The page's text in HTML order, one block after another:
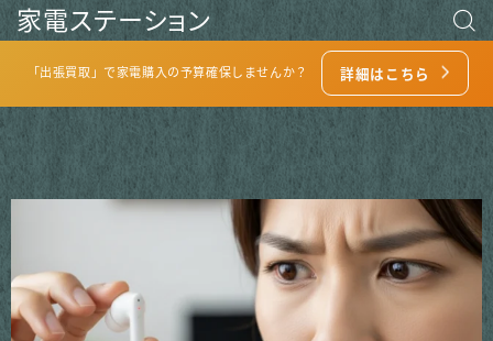
家電ステーション
「出張買取」で家電購入の予算確保しませんか？ 詳細はこちら